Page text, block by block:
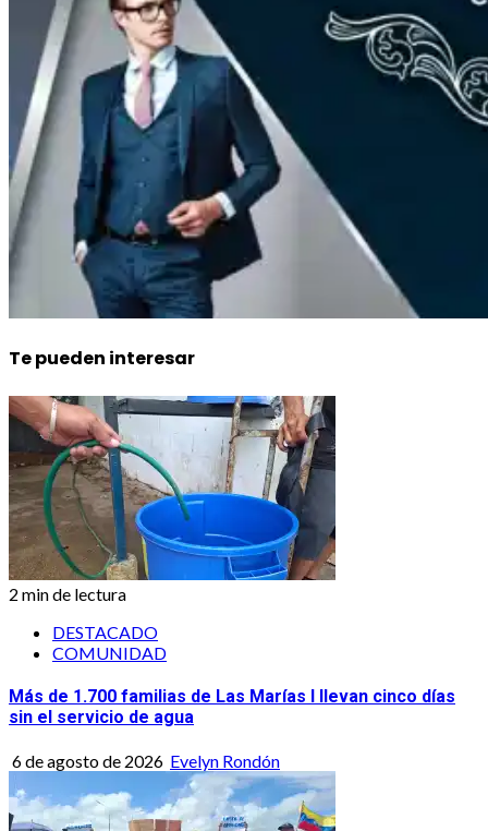
Te pueden interesar
2 min de lectura
DESTACADO
COMUNIDAD
Más de 1.700 familias de Las Marías I llevan cinco días
sin el servicio de agua
6 de agosto de 2026 Evelyn Rondón